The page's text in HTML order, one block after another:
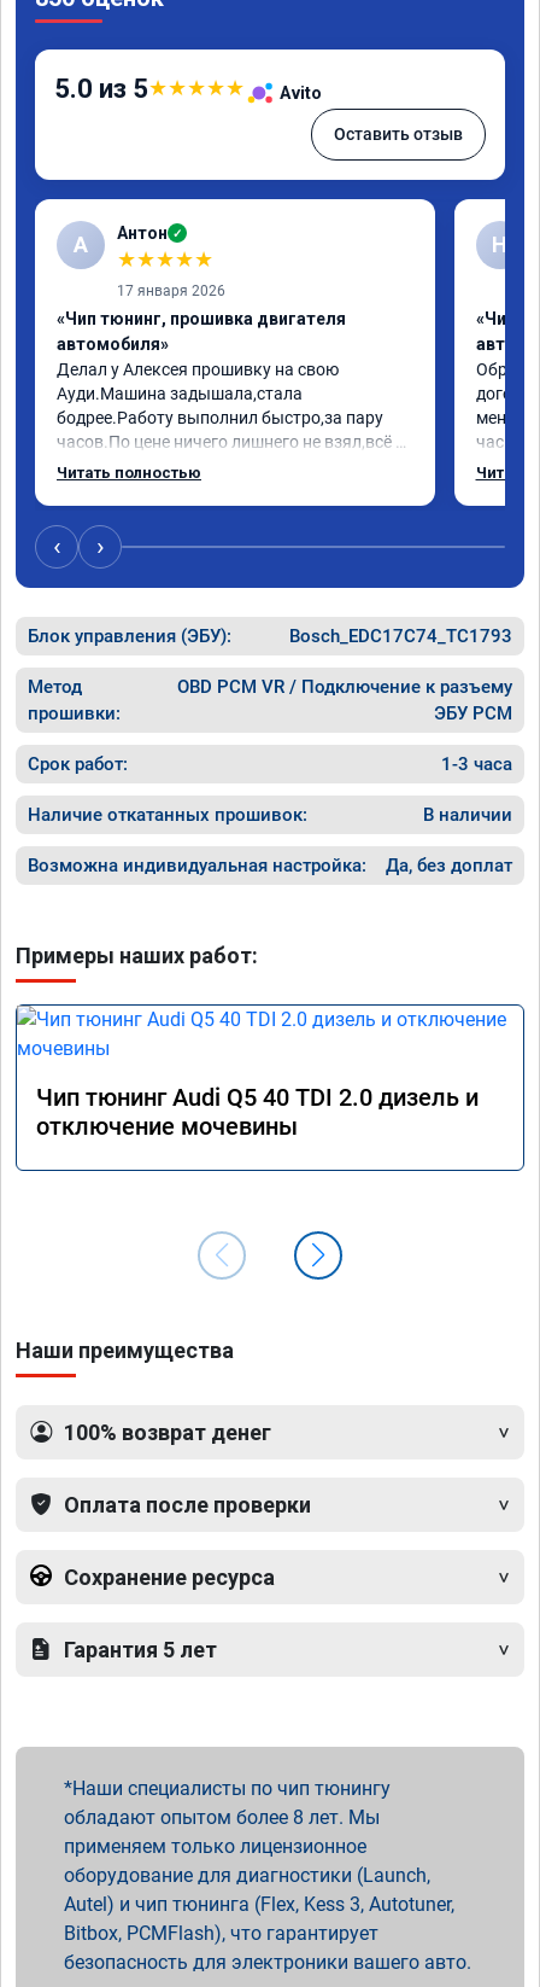
5.0 из 5★★★★★ Avito
Оставить отзыв
А Антон ✓
★★★★★
17 января 2026
«Чип тюнинг, прошивка двигателя
автомобиля»
Делал у Алексея прошивку на свою
Ауди.Машина задышала,стала
бодрее.Работу выполнил быстро,за пару
часов.По цене ничего лишнего не взял,всё
как договаривались заранее.После работы
случае поломки авто.Однозначно
рекомендую Алексея как грамотного
специалиста!
Читать полностью
Н
«Чип
меня
час
Арман
Читать
‹ ›
Блок управления (ЭБУ): Bosch_EDC17C74_TC1793
Метод
прошивки:
OBD PCM VR / Подключение к разъему
ЭБУ PCM
Срок работ: 1-3 часа
Наличие откатанных прошивок: В наличии
Возможна индивидуальная настройка: Да, без доплат
Примеры наших работ:
Чип тюнинг Audi Q5 40 TDI 2.0 дизель и
отключение мочевины
Наши преимущества
100% возврат денег
Оплата после проверки
Сохранение ресурса
Гарантия 5 лет
Наши специалисты по чип тюнингу
обладают опытом более 8 лет. Мы
применяем только лицензионное
оборудование для диагностики (Launch,
Autel) и чип тюнинга (Flex, Kess 3, Autotuner,
Bitbox, PCMFlash), что гарантирует
безопасность для электроники вашего авто.